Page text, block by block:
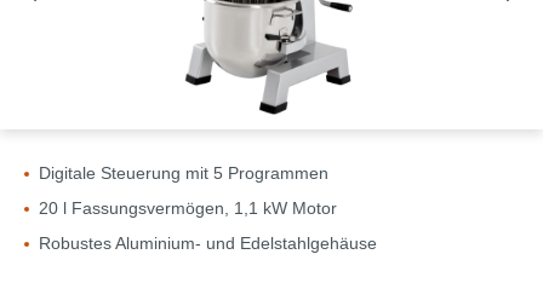
Digitale Steuerung mit 5 Programmen
20 l Fassungsvermögen, 1,1 kW Motor
Robustes Aluminium- und Edelstahlgehäuse